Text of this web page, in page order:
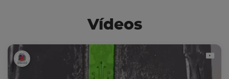
Vídeos